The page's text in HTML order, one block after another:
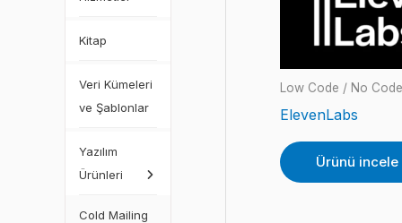
Kitap
Veri Kümeleri
ve Şablonlar
Yazılım
Ürünleri
Cold Mailing
Low Code / No Code
ElevenLabs
Ürünü incele